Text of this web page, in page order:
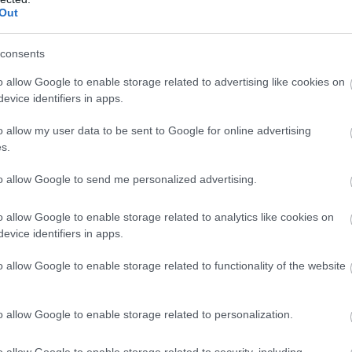
allow Google to enable storage related to advertising like cookies on
identifiers in apps.
allow my user data to be sent to Google for online advertising
allow Google to send me personalized advertising.
allow Google to enable storage related to analytics like cookies on
identifiers in apps.
allow Google to enable storage related to functionality of the website
allow Google to enable storage related to personalization.
από τον οδηγό να επιφέρει ένα